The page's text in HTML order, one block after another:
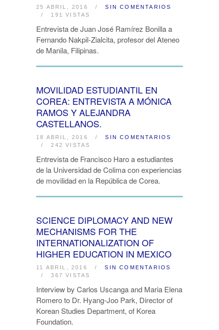
25 ABRIL, 2016 /
SIN COMENTARIOS
/
191 VISTAS
Entrevista de Juan José Ramírez Bonilla a
Fernando Nakpil-Zialcita, profesor del Ateneo
de Manila, Filipinas.
MOVILIDAD ESTUDIANTIL EN
COREA: ENTREVISTA A MÓNICA
RAMOS Y ALEJANDRA
CASTELLANOS.
18 ABRIL, 2016 /
SIN COMENTARIOS
/
242 VISTAS
Entrevista de Francisco Haro a estudiantes
de la Universidad de Colima con experiencias
de movilidad en la República de Corea.
SCIENCE DIPLOMACY AND NEW
MECHANISMS FOR THE
INTERNATIONALIZATION OF
HIGHER EDUCATION IN MEXICO
11 ABRIL, 2016 /
SIN COMENTARIOS
/
367 VISTAS
Interview by Carlos Uscanga and Maria Elena
Romero to Dr. Hyang-Joo Park, Director of
Korean Studies Department, of Korea
Foundation.